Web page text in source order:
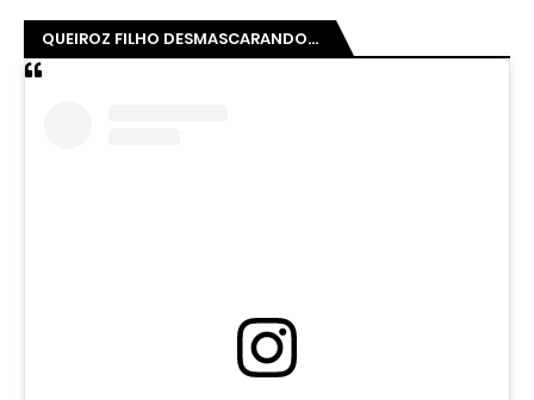
QUEIROZ FILHO DESMASCARANDO...